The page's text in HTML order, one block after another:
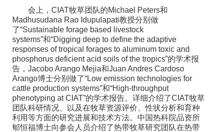
会上，CIAT牧草团队的Michael Peters和
Madhusudana Rao Idupulapati教授分别做
了“Sustainable forage based livestock
systems”和“Digging deep to define the adaptive
responses of tropical forages to aluminum toxic and
phosphorus deficient acid soils of the tropics”的学术报
告，Jacobo Arango Mejia和Juan Andres Cardoso
Arango博士分别做了“Low emission technologies for
cattle production systems”和“High-throughput
phenotyping at CIAT”的学术报告。详细介绍了CIAT牧草
团队科研情况、以及在牧草资源评价、性状分析和育种
利用等方面的研究进展和技术方法。中国热科院品资所
郇恒福博士向参会人员介绍了热带牧草研究团队在热带